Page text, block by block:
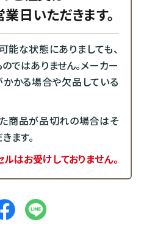
日いただきます。
な状態にありましても、
ではありません。メーカー
かる場合や欠品している
商品が品切れの場合はそ
ます。
はお受けしておりません。